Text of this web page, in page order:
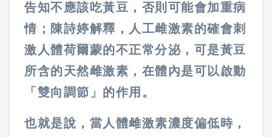
告知不應該吃黃豆，否則可能會加重病
情；陳詩婷解釋，人工雌激素的確會刺
激人體荷爾蒙的不正常分泌，可是黃豆
所含的天然雌激素，在體內是可以啟動
「雙向調節」的作用。
也就是說，當人體雌激素濃度偏低時，